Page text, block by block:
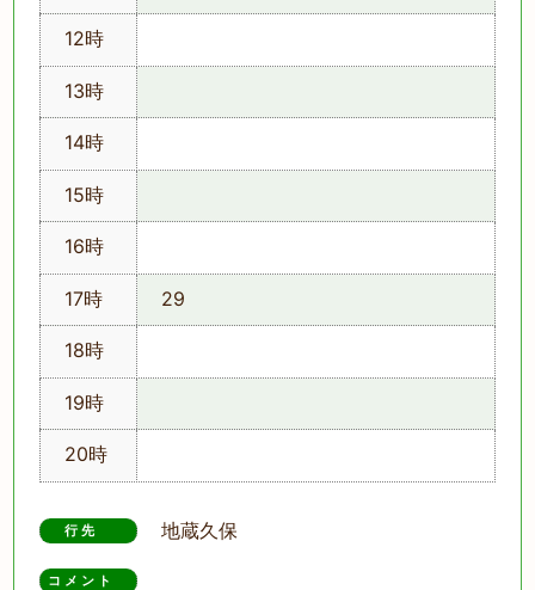
12時
13時
14時
15時
16時
17時 29
18時
19時
20時
行先 地蔵久保
コメント